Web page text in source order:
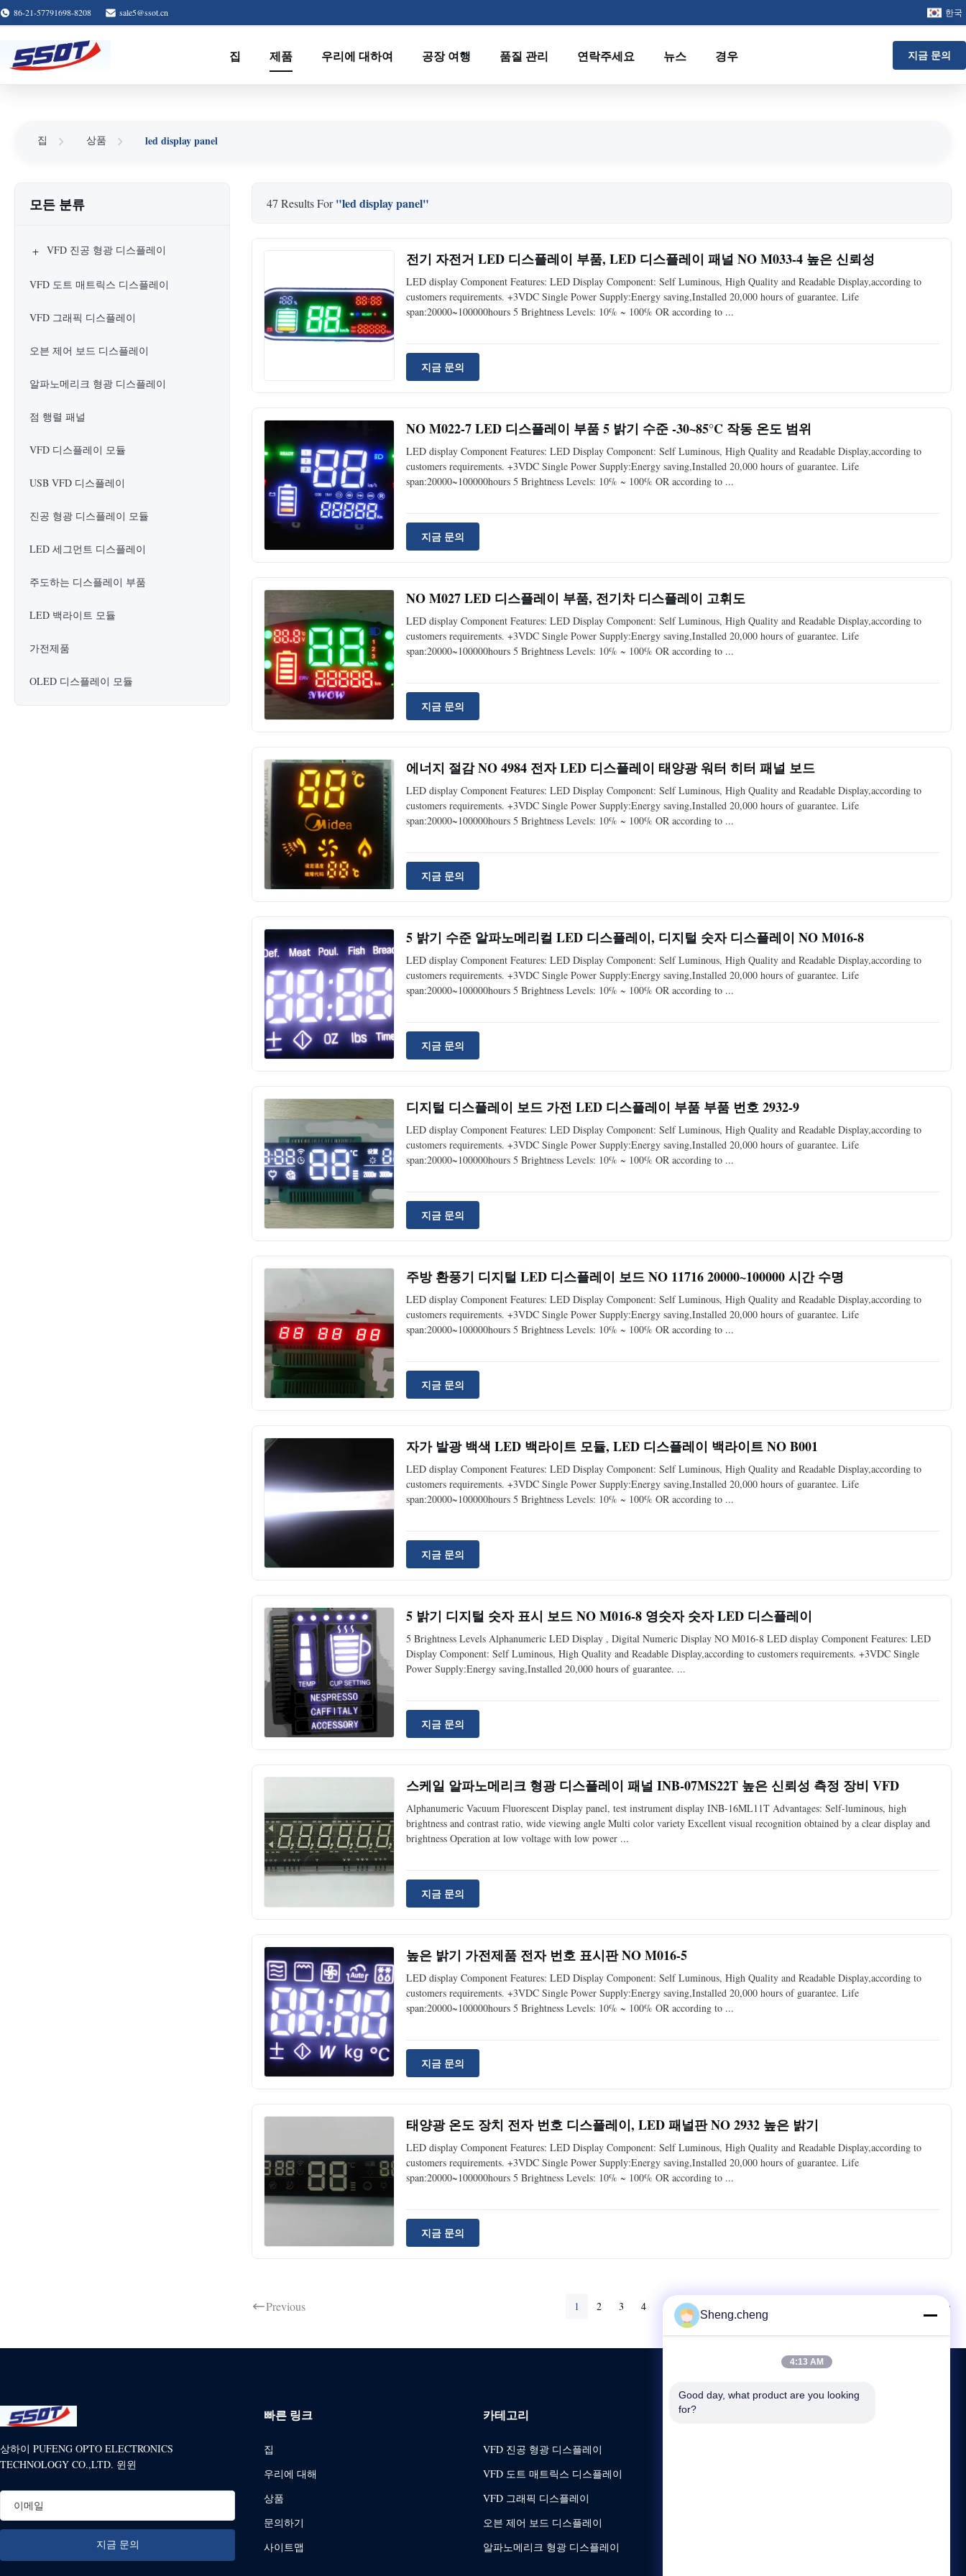
86-21-57791698-8208 sale5@ssot.cn 한국
집 제품 우리에 대하여 공장 여행 품질 관리 연락주세요 뉴스 경우 지금 문의
집 상품 led display panel
모든 분류
+ VFD 진공 형광 디스플레이
VFD 도트 매트릭스 디스플레이
VFD 그래픽 디스플레이
오븐 제어 보드 디스플레이
알파노메리크 형광 디스플레이
점 행렬 패널
VFD 디스플레이 모듈
USB VFD 디스플레이
진공 형광 디스플레이 모듈
LED 세그먼트 디스플레이
주도하는 디스플레이 부품
LED 백라이트 모듈
가전제품
OLED 디스플레이 모듈
47 Results For"led display panel"
전기 자전거 LED 디스플레이 부품, LED 디스플레이 패널 NO M033-4 높은 신뢰성
LED display Component Features: LED Display Component: Self Luminous, High Quality and Readable Display,according to
customers requirements. +3VDC Single Power Supply:Energy saving,Installed 20,000 hours of guarantee. Life
span:20000~100000hours 5 Brightness Levels: 10% ~ 100% OR according to ...
지금 문의
NO M022-7 LED 디스플레이 부품 5 밝기 수준 -30~85°C 작동 온도 범위
LED display Component Features: LED Display Component: Self Luminous, High Quality and Readable Display,according to
customers requirements. +3VDC Single Power Supply:Energy saving,Installed 20,000 hours of guarantee. Life
span:20000~100000hours 5 Brightness Levels: 10% ~ 100% OR according to ...
지금 문의
NO M027 LED 디스플레이 부품, 전기차 디스플레이 고휘도
LED display Component Features: LED Display Component: Self Luminous, High Quality and Readable Display,according to
customers requirements. +3VDC Single Power Supply:Energy saving,Installed 20,000 hours of guarantee. Life
span:20000~100000hours 5 Brightness Levels: 10% ~ 100% OR according to ...
지금 문의
에너지 절감 NO 4984 전자 LED 디스플레이 태양광 워터 히터 패널 보드
LED display Component Features: LED Display Component: Self Luminous, High Quality and Readable Display,according to
customers requirements. +3VDC Single Power Supply:Energy saving,Installed 20,000 hours of guarantee. Life
span:20000~100000hours 5 Brightness Levels: 10% ~ 100% OR according to ...
지금 문의
5 밝기 수준 알파노메리컬 LED 디스플레이, 디지털 숫자 디스플레이 NO M016-8
LED display Component Features: LED Display Component: Self Luminous, High Quality and Readable Display,according to
customers requirements. +3VDC Single Power Supply:Energy saving,Installed 20,000 hours of guarantee. Life
span:20000~100000hours 5 Brightness Levels: 10% ~ 100% OR according to ...
지금 문의
디지털 디스플레이 보드 가전 LED 디스플레이 부품 부품 번호 2932-9
LED display Component Features: LED Display Component: Self Luminous, High Quality and Readable Display,according to
customers requirements. +3VDC Single Power Supply:Energy saving,Installed 20,000 hours of guarantee. Life
span:20000~100000hours 5 Brightness Levels: 10% ~ 100% OR according to ...
지금 문의
주방 환풍기 디지털 LED 디스플레이 보드 NO 11716 20000~100000 시간 수명
LED display Component Features: LED Display Component: Self Luminous, High Quality and Readable Display,according to
customers requirements. +3VDC Single Power Supply:Energy saving,Installed 20,000 hours of guarantee. Life
span:20000~100000hours 5 Brightness Levels: 10% ~ 100% OR according to ...
지금 문의
자가 발광 백색 LED 백라이트 모듈, LED 디스플레이 백라이트 NO B001
LED display Component Features: LED Display Component: Self Luminous, High Quality and Readable Display,according to
customers requirements. +3VDC Single Power Supply:Energy saving,Installed 20,000 hours of guarantee. Life
span:20000~100000hours 5 Brightness Levels: 10% ~ 100% OR according to ...
지금 문의
5 밝기 디지털 숫자 표시 보드 NO M016-8 영숫자 숫자 LED 디스플레이
5 Brightness Levels Alphanumeric LED Display , Digital Numeric Display NO M016-8 LED display Component Features: LED
Display Component: Self Luminous, High Quality and Readable Display,according to customers requirements. +3VDC Single
Power Supply:Energy saving,Installed 20,000 hours of guarantee. ...
지금 문의
스케일 알파노메리크 형광 디스플레이 패널 INB-07MS22T 높은 신뢰성 측정 장비 VFD
Alphanumeric Vacuum Fluorescent Display panel, test instrument display INB-16ML11T Advantages: Self-luminous, high
brightness and contrast ratio, wide viewing angle Multi color variety Excellent visual recognition obtained by a clear display and
brightness Operation at low voltage with low power ...
지금 문의
높은 밝기 가전제품 전자 번호 표시판 NO M016-5
LED display Component Features: LED Display Component: Self Luminous, High Quality and Readable Display,according to
customers requirements. +3VDC Single Power Supply:Energy saving,Installed 20,000 hours of guarantee. Life
span:20000~100000hours 5 Brightness Levels: 10% ~ 100% OR according to ...
지금 문의
태양광 온도 장치 전자 번호 디스플레이, LED 패널판 NO 2932 높은 밝기
LED display Component Features: LED Display Component: Self Luminous, High Quality and Readable Display,according to
customers requirements. +3VDC Single Power Supply:Energy saving,Installed 20,000 hours of guarantee. Life
span:20000~100000hours 5 Brightness Levels: 10% ~ 100% OR according to ...
지금 문의
Previous 1 2 3 4
상하이 PUFENG OPTO ELECTRONICS
TECHNOLOGY CO.,LTD. 윈윈
빠른 링크
집
우리에 대해
상품
문의하기
사이트맵
카테고리
VFD 진공 형광 디스플레이
VFD 도트 매트릭스 디스플레이
VFD 그래픽 디스플레이
오븐 제어 보드 디스플레이
알파노메리크 형광 디스플레이
Sheng.cheng
4:13 AM
Good day, what product are you looking
for?